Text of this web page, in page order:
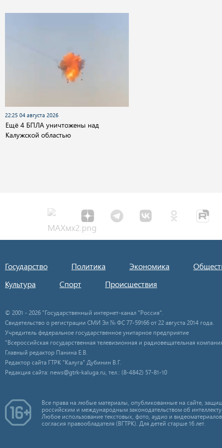
22:25 04 августа 2026
Ещё 4 БПЛА уничтожены над
Калужской областью
Государство Политика Экономика
Культура
Спорт Происшествия
© 2001 - 2026 "Государственный интернет-канал "Россия".
Свидетельство о регистрации СМИ Эл № ФС 77-59166 от 22 августа 2014 года.
Учредитель федеральное государственное унитарное предприятие
"Всероссийская государственная телевизионная и радиовещательная
Главный редактор Панина Е.В.
Редактор сайта ГТРК "Калуга" Дубинин В.Г.
Редакция сайта: news@gtrk-kaluga.ru, тел.: (8-4842) 57-81-10
Все права на любые материалы, опубликованные на сайте,
российским и международным законодательством об
Любое использование текстовых, фото, аудио и
согласия правообладателя (ВГТРК). Для детей старше 16 лет.